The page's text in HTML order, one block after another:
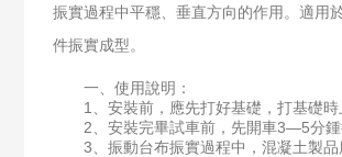
振實過程中平穩、垂直方向的作用。適用
件振實成型。
一、使用說明：
1、安裝前，應先打好基礎，打基礎時
2、安裝完畢試車前，先開車3—5分鍾
3、振動台布振實過程中，混凝土製品